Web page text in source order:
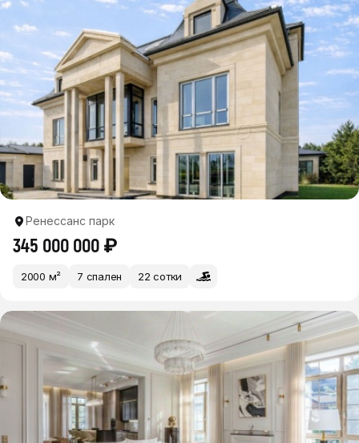
Ренессанс парк
345 000 000 ₽
2000 м² 7 спален 22 сотки